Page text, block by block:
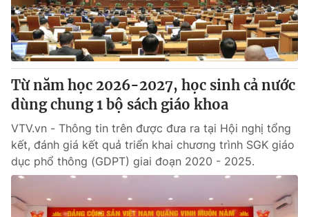
Từ năm học 2026-2027, học sinh cả nước
dùng chung 1 bộ sách giáo khoa
VTV.vn - Thông tin trên được đưa ra tại Hội nghị tổng
kết, đánh giá kết quả triển khai chương trình SGK giáo
dục phổ thông (GDPT) giai đoạn 2020 - 2025.